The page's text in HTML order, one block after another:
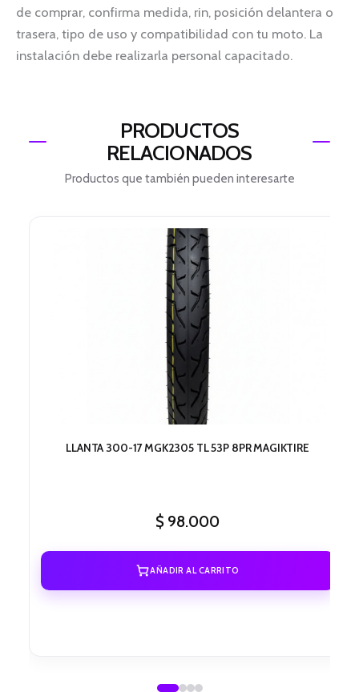
de comprar, confirma medida, rin, posición delantera o
trasera, tipo de uso y compatibilidad con tu moto. La
instalación debe realizarla personal capacitado.
PRODUCTOS
RELACIONADOS
Productos que también pueden interesarte
LLANTA 300-17 MGK2305 TL 53P 8PR MAGIKTIRE
$ 98.000
AÑADIR AL CARRITO